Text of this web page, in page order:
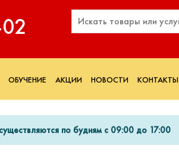
ОБУЧЕНИЕ АКЦИИ НОВОСТИ КОНТАКТЫ
по будням с 09:00 до 17:00